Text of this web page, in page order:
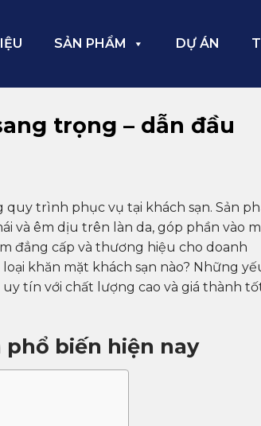
SẢN PHẨM DỰ ÁN
trọng – dẫn đầu
trình phục vụ tại khách sạn. Sản
và êm dịu trên làn da, góp phần vào
đẳng cấp và thương hiệu cho doanh
khăn mặt khách sạn nào? Những
tín với chất lượng cao và giá thành
biến hiện nay